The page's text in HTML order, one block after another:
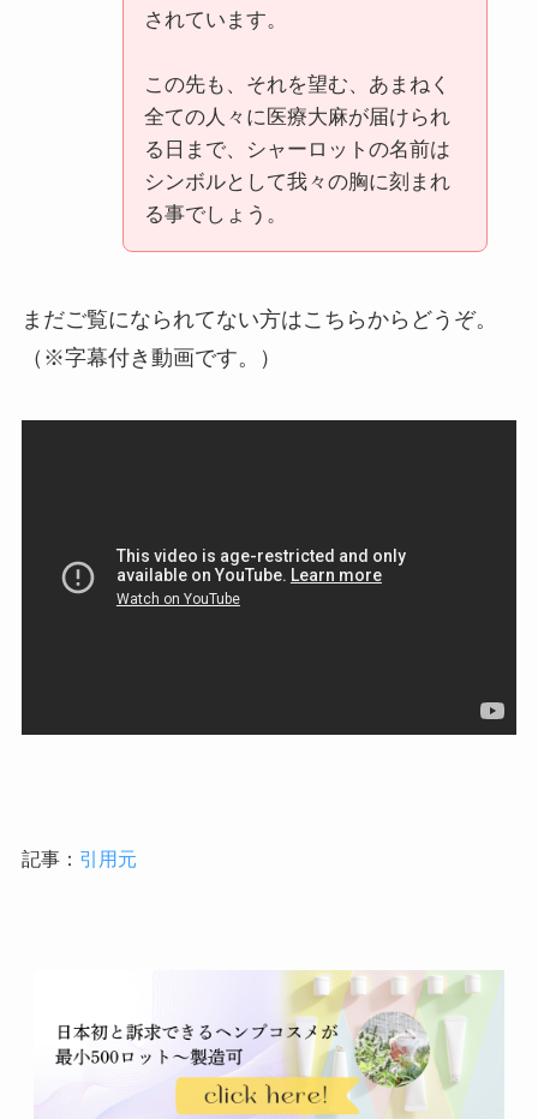
されています。
この先も、それを望む、あまねく
全ての人々に医療大麻が届けられ
る日まで、シャーロットの名前は
シンボルとして我々の胸に刻まれ
る事でしょう。
まだご覧になられてない方はこちらからどうぞ。
（※字幕付き動画です。）
記事： 引用元